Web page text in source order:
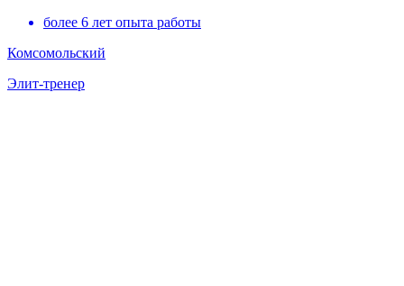
более 6 лет опыта работы
Комсомольский
Элит-тренер